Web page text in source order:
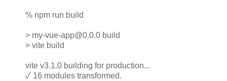
% npm run build
> my-vue-app@0.0.0 build
> vite build
vite v3.1.0 building for production...
✓ 16 modules transformed.